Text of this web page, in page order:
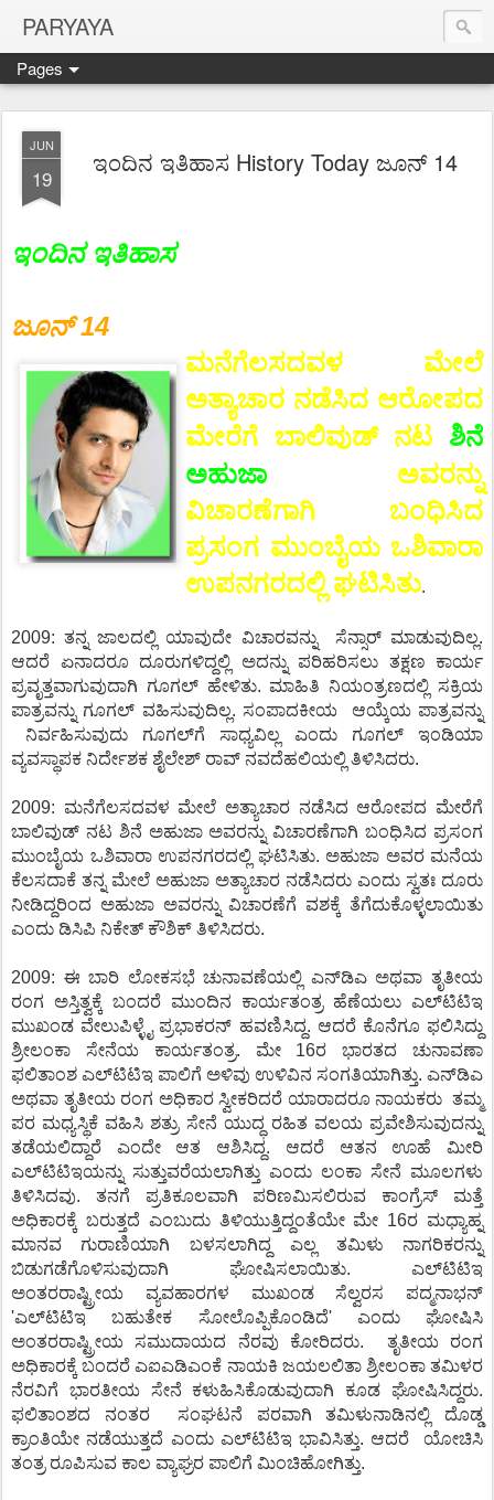
PARYAYA
Pages
JUN
19
ಇಂದಿನ ಇತಿಹಾಸ History Today ಜೂನ್ 14
ಇಂದಿನ ಇತಿಹಾಸ
ಜೂನ್ 14
ಮನೆಗೆಲಸದವಳ ಮೇಲೆ
ಅತ್ಯಾಚಾರ ನಡೆಸಿದ ಆರೋಪದ
ಮೇರೆಗೆ ಬಾಲಿವುಡ್ ನಟ ಶಿನೆ
ಅಹುಜಾ ಅವರನ್ನು
ವಿಚಾರಣೆಗಾಗಿ ಬಂಧಿಸಿದ
ಪ್ರಸಂಗ ಮುಂಬೈಯ ಒಶಿವಾರಾ
ಉಪನಗರದಲ್ಲಿ ಘಟಿಸಿತು.
2009: ತನ್ನ ಜಾಲದಲ್ಲಿ ಯಾವುದೇ ವಿಚಾರವನ್ನು ಸೆನ್ಸಾರ್ ಮಾಡುವುದಿಲ್ಲ.
ಆದರೆ ಏನಾದರೂ ದೂರುಗಳಿದ್ದಲ್ಲಿ ಅದನ್ನು ಪರಿಹರಿಸಲು ತಕ್ಷಣ ಕಾರ್ಯ
ಪ್ರವೃತ್ತವಾಗುವುದಾಗಿ ಗೂಗಲ್ ಹೇಳಿತು. ಮಾಹಿತಿ ನಿಯಂತ್ರಣದಲ್ಲಿ ಸಕ್ರಿಯ
ಪಾತ್ರವನ್ನು ಗೂಗಲ್ ವಹಿಸುವುದಿಲ್ಲ. ಸಂಪಾದಕೀಯ ಆಯ್ಕೆಯ ಪಾತ್ರವನ್ನು
ನಿರ್ವಹಿಸುವುದು ಗೂಗಲ್‌ಗೆ ಸಾಧ್ಯವಿಲ್ಲ ಎಂದು ಗೂಗಲ್ ಇಂಡಿಯಾ
ವ್ಯವಸ್ಥಾಪಕ ನಿರ್ದೇಶಕ ಶೈಲೇಶ್ ರಾವ್ ನವದೆಹಲಿಯಲ್ಲಿ ತಿಳಿಸಿದರು.
2009: ಮನೆಗೆಲಸದವಳ ಮೇಲೆ ಅತ್ಯಾಚಾರ ನಡೆಸಿದ ಆರೋಪದ ಮೇರೆಗೆ
ಬಾಲಿವುಡ್ ನಟ ಶಿನೆ ಅಹುಜಾ ಅವರನ್ನು ವಿಚಾರಣೆಗಾಗಿ ಬಂಧಿಸಿದ ಪ್ರಸಂಗ
ಮುಂಬೈಯ ಒಶಿವಾರಾ ಉಪನಗರದಲ್ಲಿ ಘಟಿಸಿತು. ಅಹುಜಾ ಅವರ ಮನೆಯ
ಕೆಲಸದಾಕೆ ತನ್ನ ಮೇಲೆ ಅಹುಜಾ ಅತ್ಯಾಚಾರ ನಡೆಸಿದರು ಎಂದು ಸ್ವತಃ ದೂರು
ನೀಡಿದ್ದರಿಂದ ಅಹುಜಾ ಅವರನ್ನು ವಿಚಾರಣೆಗೆ ವಶಕ್ಕೆ ತೆಗೆದುಕೊಳ್ಳಲಾಯಿತು
ಎಂದು ಡಿಸಿಪಿ ನಿಕೇತ್ ಕೌಶಿಕ್ ತಿಳಿಸಿದರು.
2009: ಈ ಬಾರಿ ಲೋಕಸಭೆ ಚುನಾವಣೆಯಲ್ಲಿ ಎನ್‌ಡಿಎ ಅಥವಾ ತೃತೀಯ
ರಂಗ ಅಸ್ತಿತ್ವಕ್ಕೆ ಬಂದರೆ ಮುಂದಿನ ಕಾರ್ಯತಂತ್ರ ಹೆಣೆಯಲು ಎಲ್‌ಟಿಟಿಇ
ಮುಖಂಡ ವೇಲುಪಿಳ್ಳೈ ಪ್ರಭಾಕರನ್ ಹವಣಿಸಿದ್ದ. ಆದರೆ ಕೊನೆಗೂ ಫಲಿಸಿದ್ದು
ಶ್ರೀಲಂಕಾ ಸೇನೆಯ ಕಾರ್ಯತಂತ್ರ. ಮೇ 16ರ ಭಾರತದ ಚುನಾವಣಾ
ಫಲಿತಾಂಶ ಎಲ್‌ಟಿಟಿಇ ಪಾಲಿಗೆ ಅಳಿವು ಉಳಿವಿನ ಸಂಗತಿಯಾಗಿತ್ತು. ಎನ್‌ಡಿಎ
ಅಥವಾ ತೃತೀಯ ರಂಗ ಅಧಿಕಾರ ಸ್ವೀಕರಿದರೆ ಯಾರಾದರೂ ನಾಯಕರು ತಮ್ಮ
ಪರ ಮಧ್ಯಸ್ಥಿಕೆ ವಹಿಸಿ ಶತ್ರು ಸೇನೆ ಯುದ್ಧ ರಹಿತ ವಲಯ ಪ್ರವೇಶಿಸುವುದನ್ನು
ತಡೆಯಲಿದ್ದಾರೆ ಎಂದೇ ಆತ ಆಶಿಸಿದ್ದ. ಆದರೆ ಆತನ ಊಹೆ ಮೀರಿ
ಎಲ್‌ಟಿಟಿಇಯನ್ನು ಸುತ್ತುವರೆಯಲಾಗಿತ್ತು ಎಂದು ಲಂಕಾ ಸೇನೆ ಮೂಲಗಳು
ತಿಳಿಸಿದವು. ತನಗೆ ಪ್ರತಿಕೂಲವಾಗಿ ಪರಿಣಮಿಸಲಿರುವ ಕಾಂಗ್ರೆಸ್ ಮತ್ತೆ
ಅಧಿಕಾರಕ್ಕೆ ಬರುತ್ತದೆ ಎಂಬುದು ತಿಳಿಯುತ್ತಿದ್ದಂತೆಯೇ ಮೇ 16ರ ಮಧ್ಯಾಹ್ನ
ಮಾನವ ಗುರಾಣಿಯಾಗಿ ಬಳಸಲಾಗಿದ್ದ ಎಲ್ಲ ತಮಿಳು ನಾಗರಿಕರನ್ನು
ಬಿಡುಗಡೆಗೊಳಿಸುವುದಾಗಿ ಘೋಷಿಸಲಾಯಿತು. ಎಲ್‌ಟಿಟಿಇ
ಅಂತರರಾಷ್ಟ್ರೀಯ ವ್ಯವಹಾರಗಳ ಮುಖಂಡ ಸೆಲ್ವರಸ ಪದ್ಮನಾಭನ್
'ಎಲ್‌ಟಿಟಿಇ ಬಹುತೇಕ ಸೋಲೊಪ್ಪಿಕೊಂಡಿದೆ' ಎಂದು ಘೋಷಿಸಿ
ಅಂತರರಾಷ್ಟ್ರೀಯ ಸಮುದಾಯದ ನೆರವು ಕೋರಿದರು. ತೃತೀಯ ರಂಗ
ಅಧಿಕಾರಕ್ಕೆ ಬಂದರೆ ಎಐಎಡಿಎಂಕೆ ನಾಯಕಿ ಜಯಲಲಿತಾ ಶ್ರೀಲಂಕಾ ತಮಿಳರ
ನೆರವಿಗೆ ಭಾರತೀಯ ಸೇನೆ ಕಳುಹಿಸಿಕೊಡುವುದಾಗಿ ಕೂಡ ಘೋಷಿಸಿದ್ದರು.
ಫಲಿತಾಂಶದ ನಂತರ ಸಂಘಟನೆ ಪರವಾಗಿ ತಮಿಳುನಾಡಿನಲ್ಲಿ ದೊಡ್ಡ
ಕ್ರಾಂತಿಯೇ ನಡೆಯುತ್ತದೆ ಎಂದು ಎಲ್‌ಟಿಟಿಇ ಭಾವಿಸಿತ್ತು. ಆದರೆ ಯೋಚಿಸಿ
ತಂತ್ರ ರೂಪಿಸುವ ಕಾಲ ವ್ಯಾಘ್ರರ ಪಾಲಿಗೆ ಮಿಂಚಿಹೋಗಿತ್ತು.